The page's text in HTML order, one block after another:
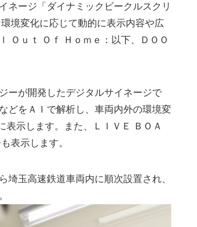
ネージ「ダイナミックビークルスクリ
境変化に応じて動的に表示内容や広
Ｏｕｔ Ｏｆ Ｈｏｍｅ：以下、ＤＯＯ
ーが開発したデジタルサイネージで
どをＡＩで解析し、車両内外の環境変
示します。また、ＬＩＶＥ ＢＯＡ
表示します。
埼玉高速鉄道車両内に順次設置され、